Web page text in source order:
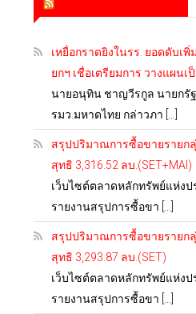
เหยื่อกราดยิงในรร. ยอดดับเพิ่
ยกฯ เชื่อเตรียมการ วางแผน
นายอนุทิน ชาญวีรกูล นายกรั
รมว.มหาดไทย กล่าวภา […]
สรุปปริมาณการซื้อขายรายก
สุทธิ 3,316.52 ลบ.(SET+MAI)
เว็บไซต์ตลาดหลักทรัพย์แห่งป
รายงานสรุปการซื้อขา […]
สรุปปริมาณการซื้อขายรายก
สุทธิ 3,293.87 ลบ.(SET)
เว็บไซต์ตลาดหลักทรัพย์แห่งป
รายงานสรุปการซื้อขา […]